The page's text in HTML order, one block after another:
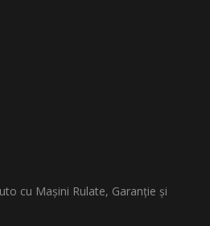
cu Mașini Rulate, Garanție și